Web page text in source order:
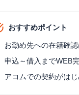
おすすめポイント
お勤め先への在籍確認
申込～借入までWEB
アコムでの契約がは